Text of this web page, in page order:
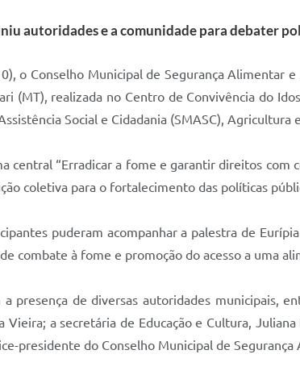
autoridades e a comunidade para debater
o Conselho Municipal de Segurança Alimentar
(MT), realizada no Centro de Convivência do
Social e Cidadania (SMASC),
central “Erradicar a fome e garantir direitos
coletiva para o fortalecimento das políticas
puderam acompanhar a palestra de
combate à fome e promoção do acesso a uma
presença de diversas autoridades municipais,
Vieira; a secretária de Educação e Cultura,
presidente do Conselho Municipal de